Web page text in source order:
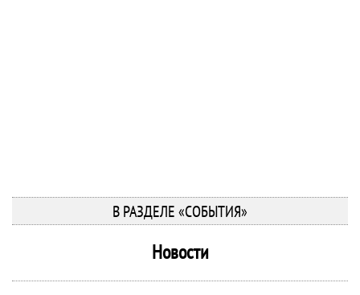
В РАЗДЕЛЕ «СОБЫТИЯ»
Новости